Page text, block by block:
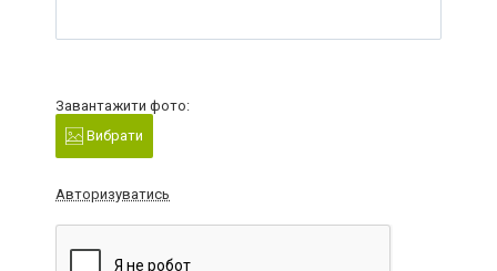
Завантажити фото:
Вибрати
Авторизуватись